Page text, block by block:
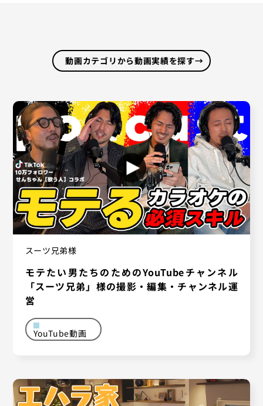
動画カテゴリから動画実績を探す→
スーツ兄弟様
モテたい男たちのためのYouTubeチャンネル
「スーツ兄弟」様の撮影・編集・チャンネル運
営
YouTube動画